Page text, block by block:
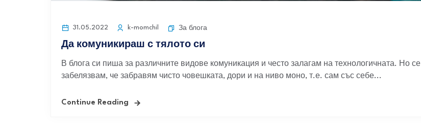
31.05.2022 k-momchil За блога
Да комуникираш с тялото си
В блога си пиша за различните видове комуникация и често залагам на технологичната. Но се
забелязвам, че забравям чисто човешката, дори и на ниво моно, т.е. сам със себе...
Continue Reading